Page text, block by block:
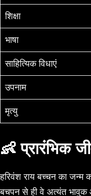
शिक्षा
भाषा
साहित्यिक विधाएं
उपनाम
मृत्यु
👶 प्रारंभिक
हरिवंश राय बच्चन का जन्म
बचपन से ही वे अत्यंत भावुक